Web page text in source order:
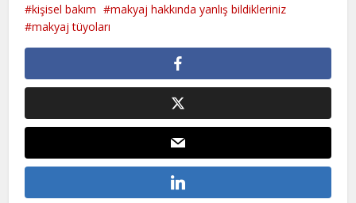
kişisel bakım
makyaj hakkında yanlış bildikleriniz
makyaj tüyoları